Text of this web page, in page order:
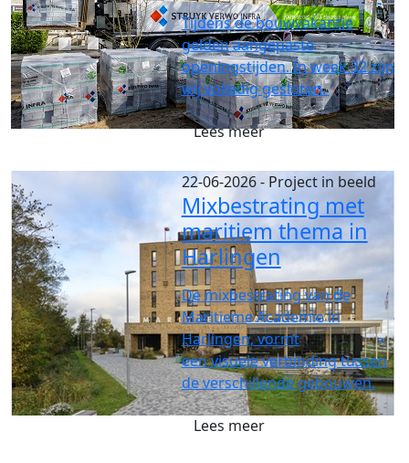
Tijdens de bouwvakantie
gelden aangepaste
openingstijden. In week 32 zijn
wij volledig gesloten.
Lees meer
22-06-2026- Project in beeld
Mixbestrating met
maritiem thema in
Harlingen
De mixbestrating van de
Maritieme Academie in
Harlingen, vormt
een visuele verbinding tussen
de verschillende gebouwen.
Lees meer